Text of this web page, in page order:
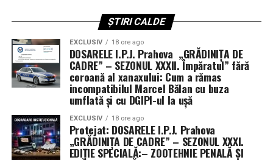
de asigurări și ale proprietarilor de nave. Dacă aceștia
decid că riscul este prea mare — așa cum au făcut-o deja
— traficul încetează, iar economia mondială intră în
colaps.
Deși navele de război americane au reușit să se protejeze
de drone și bărci rapide, ele au eșuat în misiunea de a
extinde această protecție asupra flotei comerciale.
Auto-apărarea nu este suficientă atunci când misiunea
ta principală este menținerea căilor navigabile deschise.
ȘTIRI CALDE
EXCLUSIV 18 ore ago
DOSARELE I.P.J. Prahova „GRĂDINIȚA DE
CADRE” – SEZONUL XXXII. Împăratul” fără
coroană al xanaxului: Cum a rămas
incompatibilul Marcel Bălan cu buza
umflată și cu DGIPI-ul la ușă
EXCLUSIV 18 ore ago
Protejat: DOSARELE I.P.J. Prahova
„GRĂDINIȚA DE CADRE” – SEZONUL XXXI.
EDIȚIE SPECIALĂ:– ZOOTEHNIE PENALĂ ȘI